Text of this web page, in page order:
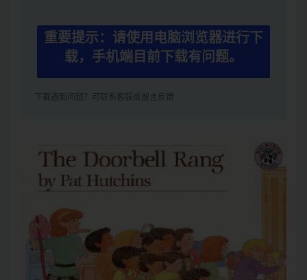
重要提示：请使用电脑浏览器进行下
载，手机端目前下载有问题。
下载遇到问题？可联系客服或留言反馈